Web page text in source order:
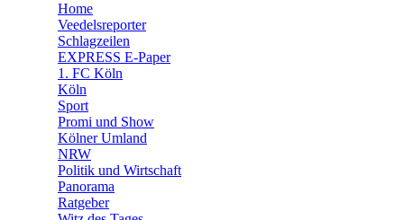
🛒 Shoppingwelt
Home
Veedelsreporter
Schlagzeilen
EXPRESS E-Paper
1. FC Köln
Köln
Sport
Promi und Show
Kölner Umland
NRW
Politik und Wirtschaft
Panorama
Ratgeber